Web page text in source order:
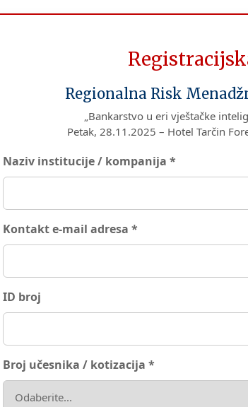
Regionalna Risk
„Bankarstvo u eri vještačke
Petak, 28.11.2025 – Hotel Tarčin
Naziv institucije / kompanija *
Kontakt e-mail adresa *
ID broj
Broj učesnika / kotizacija *